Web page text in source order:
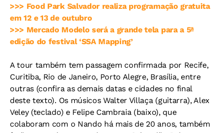
>>> Food Park Salvador realiza programação gratuita
em 12 e 13 de outubro
>>> Mercado Modelo será a grande tela para a 5ª
edição do festival ‘SSA Mapping’
A tour também tem passagem confirmada por Recife,
Curitiba, Rio de Janeiro, Porto Alegre, Brasília, entre
outras (confira as demais datas e cidades no final
deste texto). Os músicos Walter Villaça (guitarra), Alex
Veley (teclado) e Felipe Cambraia (baixo), que
colaboram com o Nando há mais de 20 anos, também